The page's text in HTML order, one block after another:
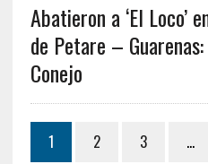
Abatieron a ‘El Loco’
de Petare –
Conejo
1 2 3 …